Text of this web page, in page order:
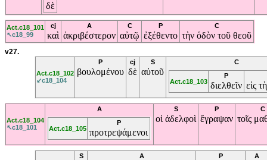
δὲ
Act.c18_101
↖c18_99
cj
καὶ
A
ἀκριβέστερον
C
αὐτῷ
P
ἐξέθεντο
C
τὴν ὁδὸν τοῦ θεοῦ
v27.
Act.c18_102
↙c18_104
P
βουλομένου
cj
δὲ
S
αὐτοῦ
C
Act.c18_103
P
διελθεῖν εἰς
Act.c18_104
↖c18_101
A
Act.c18_105
P
προτρεψάμενοι
S
οἱ ἀδελφοὶ
P
ἔγραψαν
C
τοῖς
S A P A